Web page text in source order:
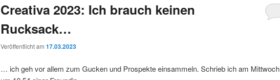
Creativa 2023: Ich brauch keinen
Rucksack…
Veröffentlicht am 17.03.2023
… ich geh vor allem zum Gucken und Prospekte einsammeln. Schrieb ich am Mittwoch